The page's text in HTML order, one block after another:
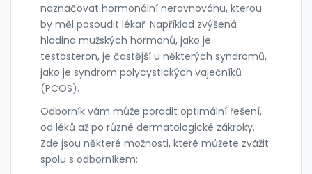
naznačovat hormonální nerovnováhu, kterou
by měl posoudit lékař. Například zvýšená
hladina mužských hormonů, jako je
testosteron, je častější u některých syndromů,
jako je syndrom polycystických vaječníků
(PCOS).
Odborník vám může poradit optimální řešení,
od léků až po různé dermatologické zákroky.
Zde jsou některé možnosti, které můžete zvážit
spolu s odborníkem: